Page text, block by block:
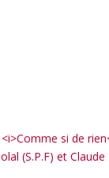
si de
(S.P.F) et Claude